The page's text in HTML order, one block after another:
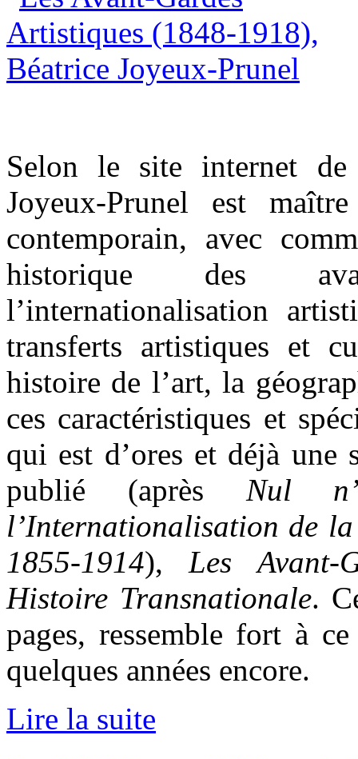
Selon le site internet de
Joyeux-Prunel est
contemporain, avec
historique des
l’internationalisation
transferts artistiques et
histoire de l’art, la
ces caractéristiques et
qui est d’ores et déjà une
publié (après Nul
l’Internationalisation de
1855-1914), Les Avant-
Histoire Transnationale.
pages, ressemble fort à
quelques années encore.
Lire la suite